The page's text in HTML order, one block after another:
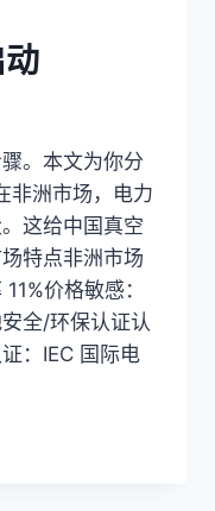
。本文为你分
非洲市场，电力
这给中国真空
特点非洲市场
价格敏感：
全/环保认证认
：IEC 国际电